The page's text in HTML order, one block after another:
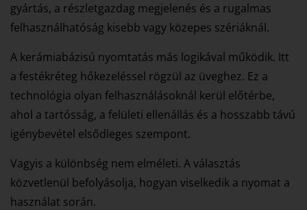
gyártás, a részletgazdag megjelenés és a rugalmas
felhasználhatóság kisebb vagy közepes szériáknál.
A kerámiabázisú nyomtatás más logikával működik. Itt
a festékréteg hőkezeléssel rögzül az üveghez. Ez a
technológia olyan felhasználásoknál kerül előtérbe,
ahol a tartósság, a felületi ellenállás és a hosszabb távú
igénybevétel elsődleges szempont.
Vagyis a különbség nem elméleti. A választás
közvetlenül befolyásolja, hogyan viselkedik a nyomat a
használat során.